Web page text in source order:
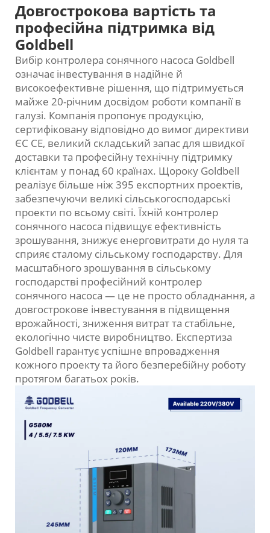
Довгострокова вартість та
професійна підтримка від
Goldbell
Вибір контролера сонячного насоса Goldbell
означає інвестування в надійне й
високоефективне рішення, що підтримується
майже 20-річним досвідом роботи компанії в
галузі. Компанія пропонує продукцію,
сертифіковану відповідно до вимог директиви
ЄС CE, великий складський запас для швидкої
доставки та професійну технічну підтримку
клієнтам у понад 60 країнах. Щороку Goldbell
реалізує більше ніж 395 експортних проектів,
забезпечуючи великі сільськогосподарські
проекти по всьому світі. Їхній контролер
сонячного насоса підвищує ефективність
зрошування, знижує енерговитрати до нуля та
сприяє сталому сільському господарству. Для
масштабного зрошування в сільському
господарстві професійний контролер
сонячного насоса — це не просто обладнання, а
довгострокове інвестування в підвищення
врожайності, зниження витрат та стабільне,
екологічно чисте виробництво. Експертиза
Goldbell гарантує успішне впровадження
кожного проекту та його безперебійну роботу
протягом багатьох років.